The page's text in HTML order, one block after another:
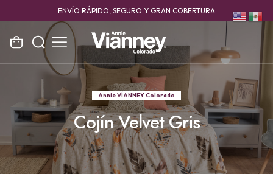
ENVÍO RÁPIDO, SEGURO Y GRAN COBERTURA
Annie VÍANNEY Colorado
Cojín Velvet Gris